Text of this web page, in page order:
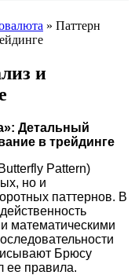
» Паттерн
и
Детальный
в трейдинге
Pattern)
но и
паттернов. В
математическими
Брюсу
ее правила.